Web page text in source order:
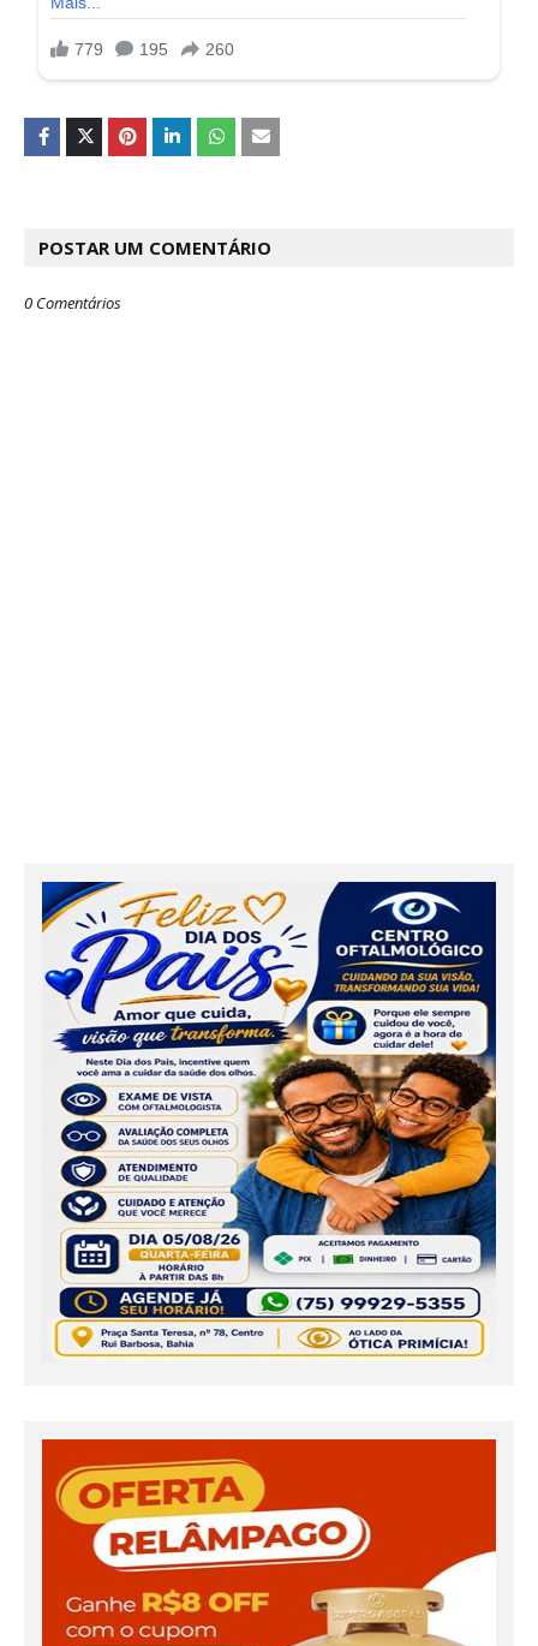
POSTAR UM COMENTÁRIO
0 Comentários